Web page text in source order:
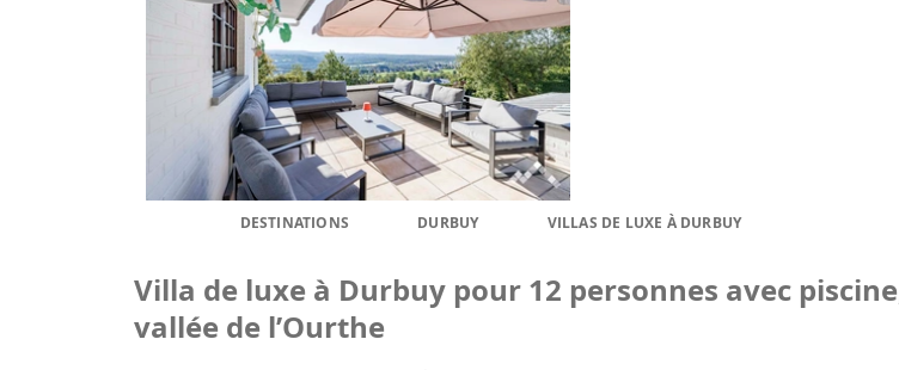
DESTINATIONS DURBUY VILLAS DE LUXE À DURBUY
Villa de luxe à Durbuy pour 12 personnes avec
vallée de l’Ourthe